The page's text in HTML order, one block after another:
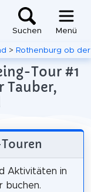
Suchen Menü
> Rothenburg ob
Tour #1
Tauber,
Aktivitäten in
buchen.